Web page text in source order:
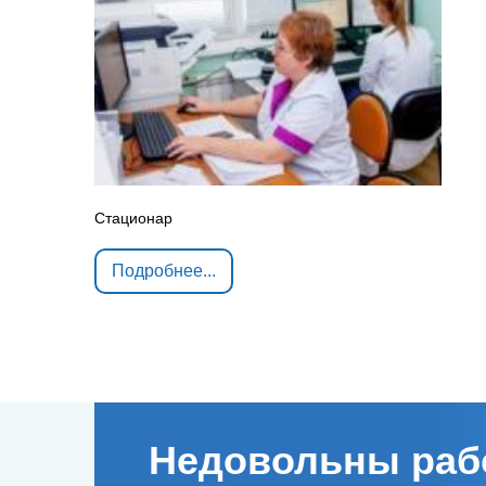
Стационар
Подробнее...
Недовольны